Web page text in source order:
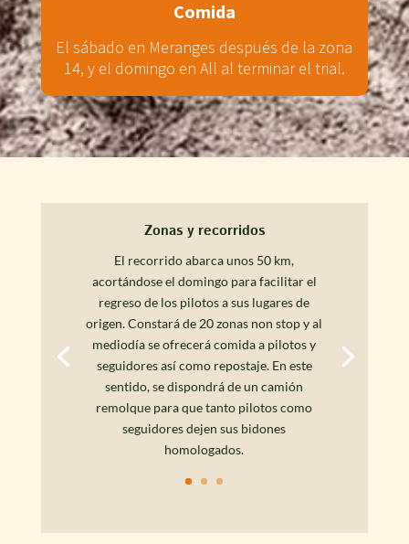
Comida
El sábado en Meranges después de la zona
14, y el domingo en All al terminar el trial.
Zonas y recorridos
El recorrido abarca unos 50 km,
acortándose el domingo para facilitar el
regreso de los pilotos a sus lugares de
origen. Constará de 20 zonas non stop y al
mediodía se ofrecerá comida a pilotos y
seguidores así como repostaje. En este
sentido, se dispondrá de un camión
remolque para que tanto pilotos como
seguidores dejen sus bidones
homologados.